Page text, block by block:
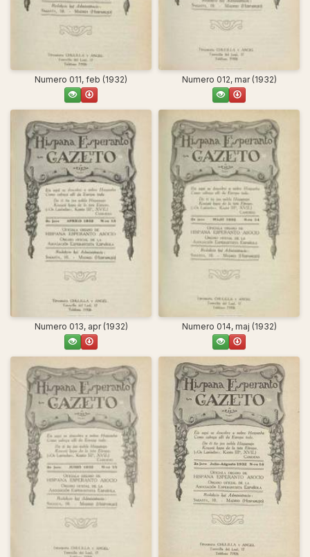
Numero 011, feb (1932) Numero 012, mar (1932)
Numero 013, apr (1932) Numero 014, maj (1932)